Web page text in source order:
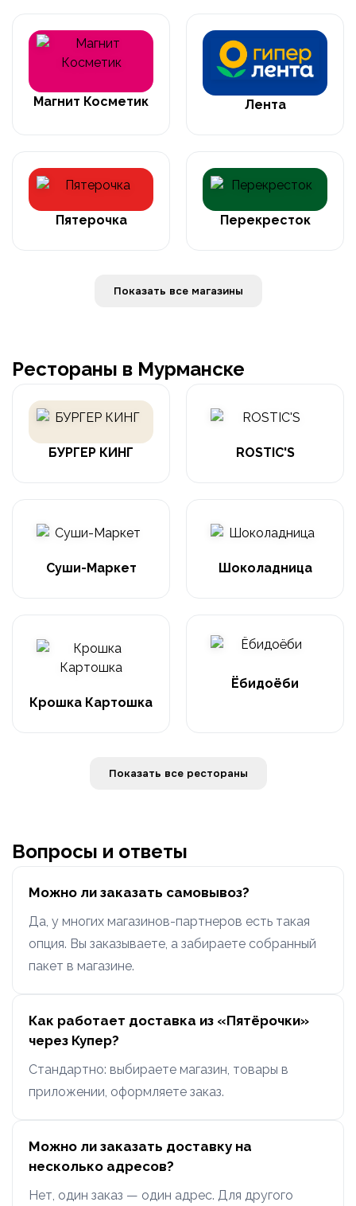
Магнит Косметик Лента
Пятерочка Перекресток
Показать все магазины
Рестораны в Мурманске
БУРГЕР КИНГ ROSTIC'S
Суши-Маркет Шоколадница
Крошка Картошка
Ёбидоёби
Показать все рестораны
Вопросы и ответы
Можно ли заказать самовывоз?
Да, у многих магазинов-партнеров есть такая
опция. Вы заказываете, а забираете собранный
пакет в магазине.
Как работает доставка из «Пятёрочки»
через Купер?
Стандартно: выбираете магазин, товары в
приложении, оформляете заказ.
Можно ли заказать доставку на
несколько адресов?
Нет, один заказ — один адрес. Для другого